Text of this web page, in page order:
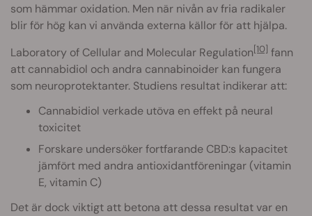
som hämmar oxidation. Men när nivån av fria radikaler
blir för hög kan vi använda externa källor för att hjälpa.
Laboratory of Cellular and Molecular Regulation[10] fann
att cannabidiol och andra cannabinoider kan fungera
som neuroprotektanter. Studiens resultat indikerar att:
Cannabidiol verkade utöva en effekt på neural
toxicitet
Forskare undersöker fortfarande CBD:s kapacitet
jämfört med andra antioxidantföreningar (vitamin
E, vitamin C)
Det är dock viktigt att betona att dessa resultat var en